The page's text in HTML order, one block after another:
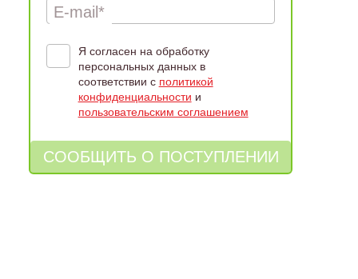
E-mail*
Я согласен на обработку
персональных данных в
соответствии с политикой
конфиденциальности и
пользовательским соглашением